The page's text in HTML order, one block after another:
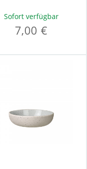
Sofort verfügbar
7,00 €